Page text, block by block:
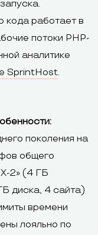
кода работает в
потоки PHP-
аналитике
SprintHost.
поколения на
общего
2» (4 ГБ
диска, 4 сайта)
времени
лояльно по